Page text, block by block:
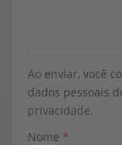
Ao enviar, você
dados pessoais
privacidade.
Nome *